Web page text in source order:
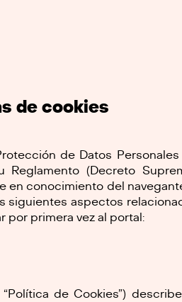
de cookies
de Datos Personales
(Decreto
en conocimiento del
siguientes aspectos
por primera vez al portal:
de Cookies”)